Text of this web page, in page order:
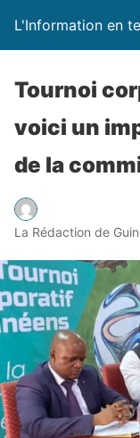
L'Information en
Tournoi
voici un
de la
La Rédaction de